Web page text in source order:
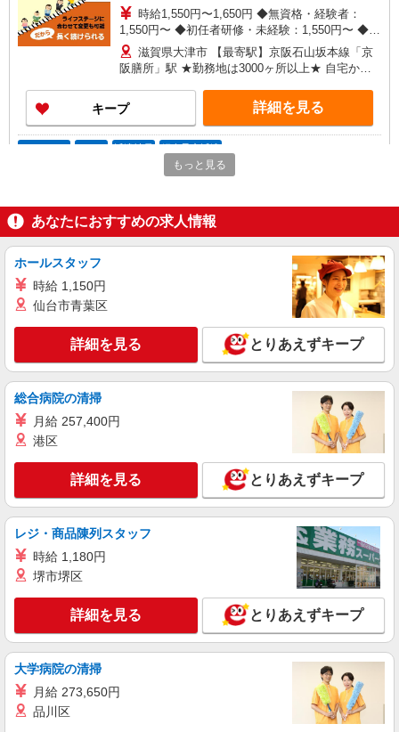
時給1,550円〜1,650円 ◆無資格・経験者：
1,550円〜 ◆初任者研修・未経験：1,550円〜 ◆初
任者研修・経験者：1,600円〜 ◆介護福祉士：
1,650円〜 ※経験者は3ヶ月以上 ※給与幅は経験・
能力による ★週払いOK（規定あり）
滋賀県大津市 【最寄駅】京阪石山坂本線「京
阪膳所」駅 ★勤務地は3000ヶ所以上★ 自宅から
下さい！！
キープ 詳細を見る
アルバイト パート 派遣社員 紹介予定派遣
日研トータルソーシング株式会社 メディカルケア事業部/京都オフィ
時給1,450円〜1,650円 ★週払いOK（規定あ
り） ※給与幅は経験・能力による
滋賀県大津市 【最寄駅】JR湖西線「比良」駅
★勤務地は3000ヶ所以上★ 自宅から通いやすいエ
リアなど、お好きな勤務地をお選び下さい！！
詳細を見る
ス【看護助手】
看護助手（ナースエイド）
時給1,350円 ★週払いOK（規定あり） ※給与
滋賀県大津市 【最寄駅】JR湖西線「北小松」
駅
キープ 詳細を見る
アルバイト パート
日研トータルソーシング株式会社 メディカルケア事業部/京都オフィ
ス【看護助手】
看護助手（ナースエイド）
時給1,350円 ★週払いOK（規定あり） ※給与
滋賀県大津市 【最寄駅】京阪石山坂本線「近
江神宮前」駅
もっと見る
あなたにおすすめの求人情報
ホールスタッフ
時給 1,150円
仙台市青葉区
詳細を見る とりあえずキープ
総合病院の清掃
月給 257,400円
港区
詳細を見る とりあえずキープ
レジ・商品陳列スタッフ
時給 1,180円
堺市堺区
詳細を見る とりあえずキープ
大学病院の清掃
月給 273,650円
品川区